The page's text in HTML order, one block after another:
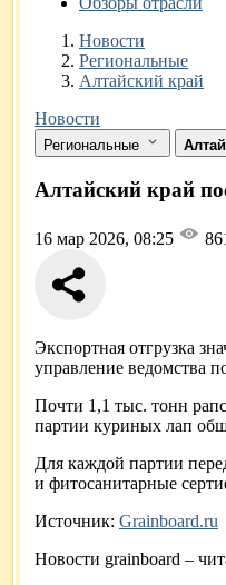
Новости
Разделы
Новости
Региональные
Алтайский край
Новости
Региональные
Алтайский край
16 мар 2026, 08:25
Экспортная отгрузка
управление ведомства
Почти 1,1 тыс. тонн
партии куриных лап
Для каждой партии
и фитосанитарные
Источник: Grainboard.ru
Новости grainboard –